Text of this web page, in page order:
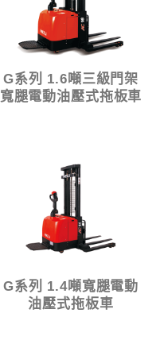
G系列 1.6噸三級門架
寬腿電動油壓式拖板車
G系列 1.4噸寬腿電動
油壓式拖板車